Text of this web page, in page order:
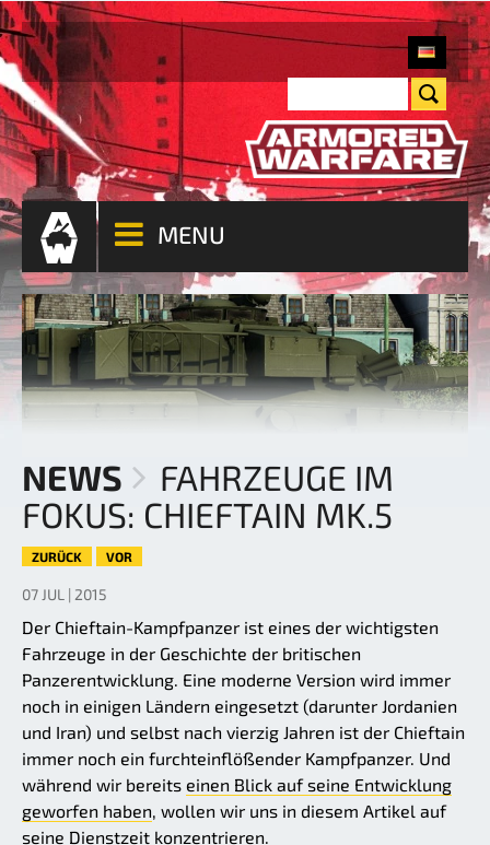
MENU
NEWS
FAHRZEUGE IM
FOKUS: CHIEFTAIN MK.5
ZURÜCK VOR
07 JUL | 2015
Der Chieftain-Kampfpanzer ist eines der wichtigsten
Fahrzeuge in der Geschichte der britischen
Panzerentwicklung. Eine moderne Version wird immer
noch in einigen Ländern eingesetzt (darunter Jordanien
und Iran) und selbst nach vierzig Jahren ist der Chieftain
immer noch ein furchteinflößender Kampfpanzer. Und
während wir bereits einen Blick auf seine Entwicklung
geworfen haben, wollen wir uns in diesem Artikel auf
seine Dienstzeit konzentrieren.